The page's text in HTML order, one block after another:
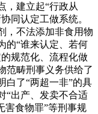
，建立起“行政从
同认定工做系统。
，不法添加非食用物
的“谁来认定、若何
规范化、流程化做
范畴刑事义务供给了
白了“两超一非”的具
“出产、发卖不合适
害食物罪”等刑事规